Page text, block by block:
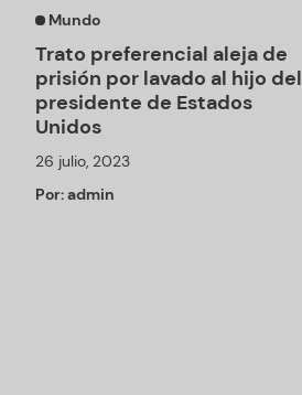
Mundo
Trato preferencial aleja de
prisión por lavado al hijo del
presidente de Estados
Unidos
26 julio, 2023
Por:admin